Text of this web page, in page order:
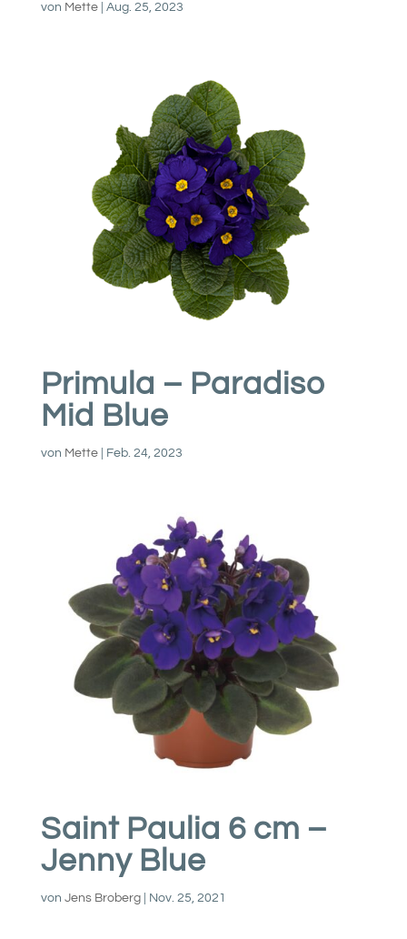
von Mette| Aug. 25, 2023
Primula – Paradiso
Mid Blue
von Mette| Feb. 24, 2023
Saint Paulia 6 cm –
Jenny Blue
von Jens Broberg| Nov. 25, 2021